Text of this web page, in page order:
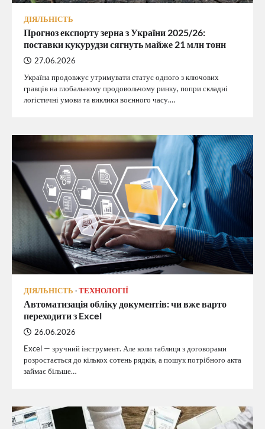
ДІЯЛЬНІСТЬ
Прогноз експорту зерна з України 2025/26:
поставки кукурудзи сягнуть майже 21 млн тонн
27.06.2026
Україна продовжує утримувати статус одного з ключових
гравців на глобальному продовольчому ринку, попри складні
логістичні умови та виклики воєнного часу.…
ДІЯЛЬНІСТЬ ТЕХНОЛОГІЇ
Автоматизація обліку документів: чи вже варто
переходити з Excel
26.06.2026
Excel — зручний інструмент. Але коли таблиця з договорами
розростається до кількох сотень рядків, а пошук потрібного акта
займає більше…